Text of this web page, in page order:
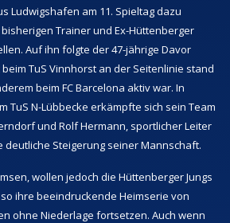
Ludwigshafen am 11. Spieltag dazu
Trainer und Ex-Hüttenberger
Auf ihn folgte der 47-jährige Davor
TuS Vinnhorst an der Seitenlinie stand
beim FC Barcelona aktiv war. In
TuS N-Lübbecke erkämpfte sich sein Team
und Rolf Hermann, sportlicher Leiter
deutliche Steigerung seiner Mannschaft.
wollen jedoch die Hüttenberger Jungs
ihre beeindruckende Heimserie von
ohne Niederlage fortsetzen. Auch wenn